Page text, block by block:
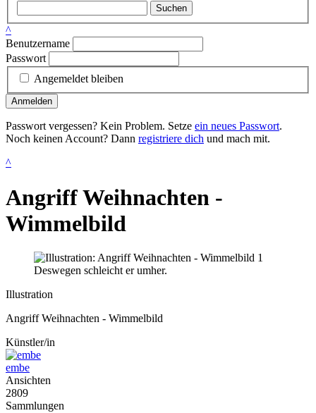
Suchen
^
Benutzername
Passwort
Angemeldet bleiben
Anmelden
Passwort vergessen? Kein Problem. Setze ein neues Passwort.
Noch keinen Account? Dann registriere dich und mach mit.
^
Angriff Weihnachten -
Wimmelbild
Deswegen schleicht er umher.
Illustration
Angriff Weihnachten - Wimmelbild
Künstler/in
embe
Ansichten
2809
Sammlungen